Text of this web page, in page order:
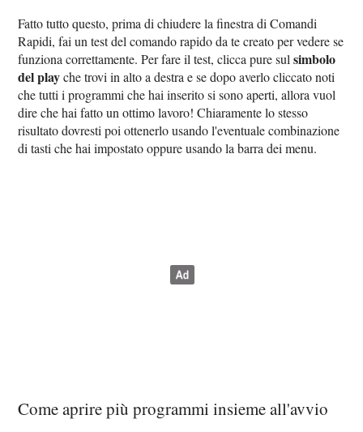
Fatto tutto questo, prima di chiudere la finestra di Comandi
Rapidi, fai un test del comando rapido da te creato per vedere se
funziona correttamente. Per fare il test, clicca pure sulsimbolo
del playche trovi in alto a destra e se dopo averlo cliccato noti
che tutti i programmi che hai inserito si sono aperti, allora vuol
dire che hai fatto un ottimo lavoro! Chiaramente lo stesso
risultato dovresti poi ottenerlo usando l'eventuale combinazione
di tasti che hai impostato oppure usando la barra dei menu.
Come aprire più programmi insieme all'avvio